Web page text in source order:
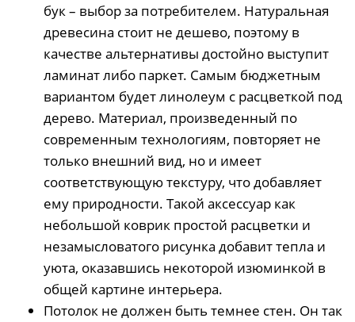
бук – выбор за потребителем. Натуральная
древесина стоит не дешево, поэтому в
качестве альтернативы достойно выступит
ламинат либо паркет. Самым бюджетным
вариантом будет линолеум с расцветкой под
дерево. Материал, произведенный по
современным технологиям, повторяет не
только внешний вид, но и имеет
соответствующую текстуру, что добавляет
ему природности. Такой аксессуар как
небольшой коврик простой расцветки и
незамысловатого рисунка добавит тепла и
уюта, оказавшись некоторой изюминкой в
общей картине интерьера.
Потолок не должен быть темнее стен. Он так